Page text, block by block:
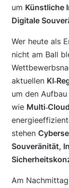
um Künstliche
Digitale
Wer heute als
nicht am Ball
aktuellen
um den
wie
stehen
Souveränität,
Am